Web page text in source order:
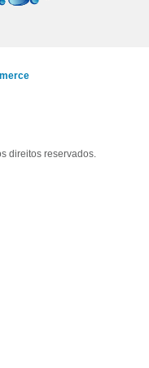
direitos reservados.